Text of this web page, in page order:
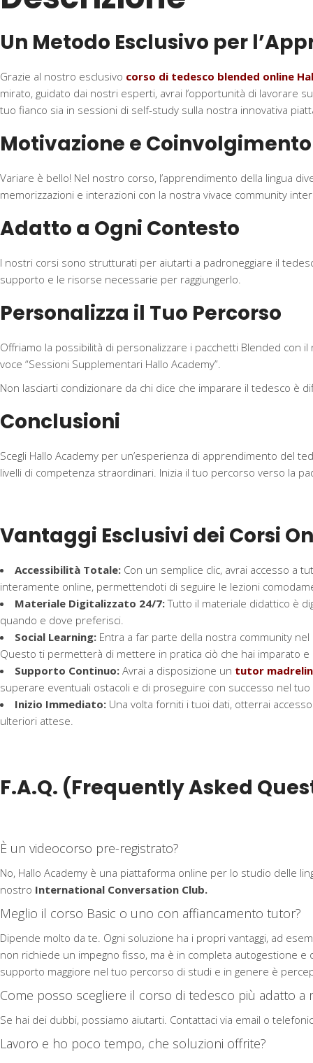
Un Metodo Esclusivo per
Grazie al nostro esclusivo corso di tedesco blended online
mirato, guidato dai nostri esperti, avrai l’opportunità di lavorare
tuo fianco sia in sessioni di self-study sulla nostra innovativa
Motivazione e
Variare è bello! Nel nostro corso, l’apprendimento della lingua
memorizzazioni e interazioni con la nostra vivace community
Adatto a Ogni Contesto
I nostri corsi sono strutturati per aiutarti a padroneggiare il
supporto e le risorse necessarie per raggiungerlo.
Personalizza il Tuo Percorso
Offriamo la possibilità di personalizzare i pacchetti Blended
voce “Sessioni Supplementari Hallo Academy”.
Non lasciarti condizionare da chi dice che imparare il tedesco è
Conclusioni
Scegli Hallo Academy per un’esperienza di apprendimento del
livelli di competenza straordinari. Inizia il tuo percorso verso la
Vantaggi Esclusivi dei Corsi
Accessibilità Totale: Con un semplice clic, avrai accesso a
interamente online, permettendoti di seguire le lezioni
Materiale Digitalizzato 24/7:Tutto il materiale didattico è
quando e dove preferisci.
Social Learning: Entra a far parte della nostra community
Questo ti permetterà di mettere in pratica ciò che hai imparato
Supporto Continuo: Avrai a disposizione un tutor
superare eventuali ostacoli e di proseguire con successo nel
Inizio Immediato: Una volta forniti i tuoi dati, otterrai
ulteriori attese.
F.A.Q. (Frequently Asked
È un videocorso pre-registrato?
No, Hallo Academy è una piattaforma online per lo studio delle
nostro International Conversation Club.
Meglio il corso Basic o uno con affiancamento tutor?
Dipende molto da te. Ogni soluzione ha i propri vantaggi, ad
non richiede un impegno fisso, ma è in completa autogestione
supporto maggiore nel tuo percorso di studi e in genere è
Come posso scegliere il corso di tedesco più adatto a
Se hai dei dubbi, possiamo aiutarti. Contattaci via email o
Lavoro e ho poco tempo, che soluzioni offrite?